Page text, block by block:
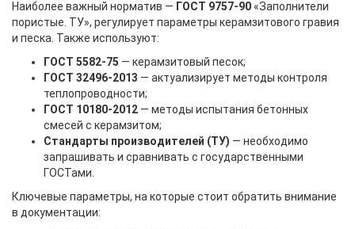
Наиболее важный норматив — ГОСТ 9757-90 «Заполнители
пористые. ТУ», регулирует параметры керамзитового гравия
и песка. Также используют:
ГОСТ 5582-75 — керамзитовый песок;
ГОСТ 32496-2013 — актуализирует методы контроля
теплопроводности;
ГОСТ 10180-2012 — методы испытания бетонных
смесей с керамзитом;
Стандарты производителей (ТУ) — необходимо
запрашивать и сравнивать с государственными
ГОСТами.
Ключевые параметры, на которые стоит обратить внимание
в документации: